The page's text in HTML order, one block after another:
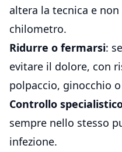
altera la tecnica e
chilometro.
Ridurre o fermarsi:
evitare il dolore, con
polpaccio, ginocchio
Controllo
sempre nello stesso
infezione.